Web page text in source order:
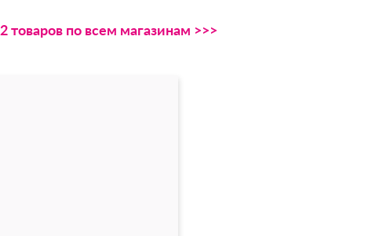
2 товаров по всем магазинам >>>